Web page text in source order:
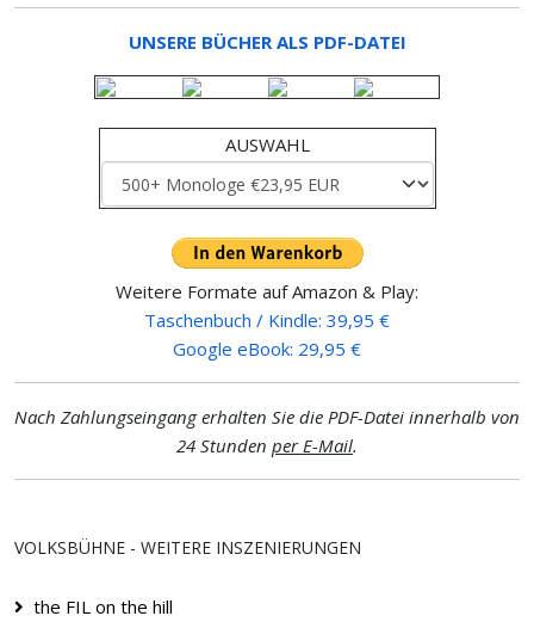
UNSERE BÜCHER ALS PDF-DATEI
AUSWAHL
Weitere Formate auf Amazon & Play:
Taschenbuch / Kindle: 39,95 €
Google eBook: 29,95 €
Nach Zahlungseingang erhalten Sie die PDF-Datei innerhalb von
24 Stunden per E-Mail.
VOLKSBÜHNE - WEITERE INSZENIERUNGEN
the FIL on the hill